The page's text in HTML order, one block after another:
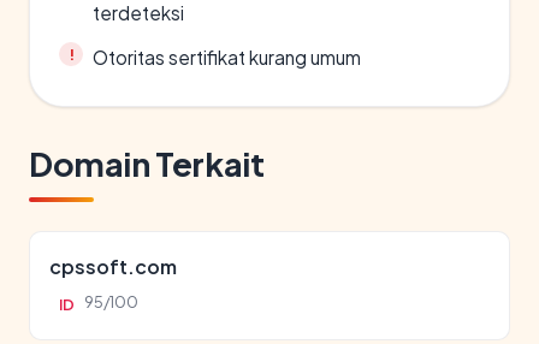
terdeteksi
Otoritas sertifikat kurang umum
Domain Terkait
cpssoft.com
ID 95/100